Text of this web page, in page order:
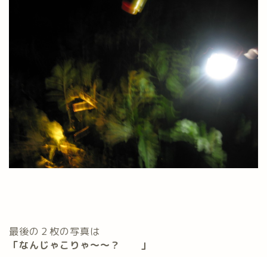
最後の２枚の写真は
「なんじゃこりゃ～～？ 」